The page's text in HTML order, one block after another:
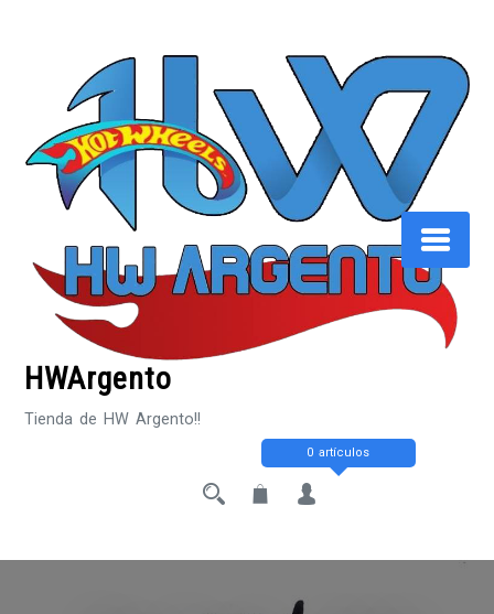
HWArgento
Tienda de HW Argento!!
0 artículos